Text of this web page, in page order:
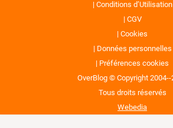
Conditions d’Utilisation
CGV
Cookies
Données personnelles
Préférences cookies
OverBlog © Copyright 2004--
Tous droits réservés
Webedia